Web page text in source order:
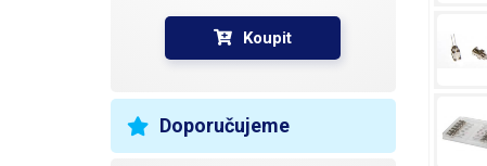
Koupit
Doporučujeme